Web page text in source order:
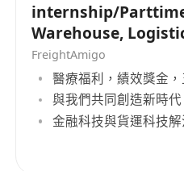
internship/Parttime
Warehouse,
Marketing,
FreightAmigo
醫療福利，績效獎金
與我們共同創造新時
金融科技與貨運科技